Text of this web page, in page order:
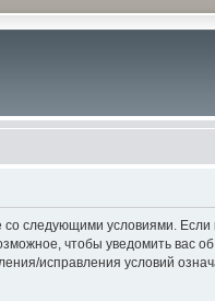
следующими условиями. Если
чтобы уведомить вас
исправления условий